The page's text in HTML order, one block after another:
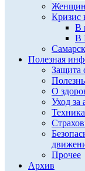
Кризис
В
В
Полезная
Защита
О
Уход за
Прочее
Архив